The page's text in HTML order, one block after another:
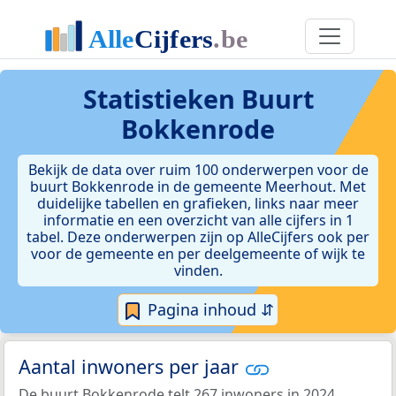
Statistieken Buurt
Bokkenrode
Bekijk de data over ruim 100 onderwerpen voor de
buurt Bokkenrode in de gemeente Meerhout. Met
duidelijke tabellen en grafieken, links naar meer
informatie en een overzicht van alle cijfers in 1
tabel. Deze onderwerpen zijn op AlleCijfers ook per
voor de gemeente en per deelgemeente of wijk te
vinden.
Pagina inhoud ⇵
Aantal inwoners per jaar